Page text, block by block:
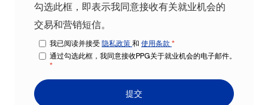
勾选此框，即表示我同意接收有关就业机会的
交易和营销短信。
我已阅读并接受 隐私政策 和 使用条款 *
通过勾选此框，我同意接收PPG关于就业机会的电子邮件。
*
提交